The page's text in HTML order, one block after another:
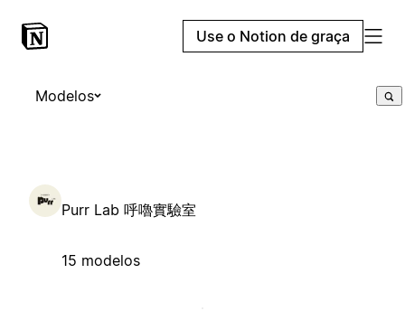
Use o Notion de graça
Modelos
Purr Lab 呼嚕實驗室
15 modelos